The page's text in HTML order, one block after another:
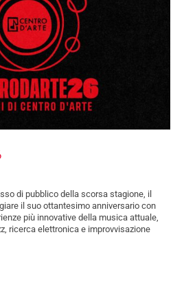
di pubblico della scorsa stagione, il
il suo ottantesimo anniversario con
più innovative della musica attuale,
ricerca elettronica e improvvisazione